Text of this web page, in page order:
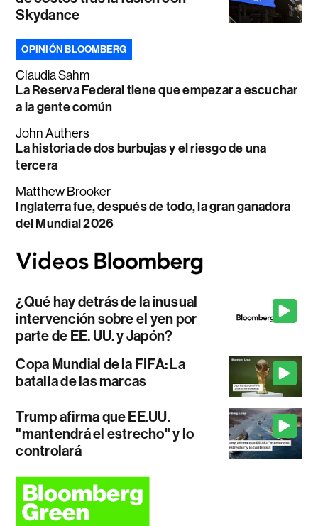
Skydance
OPINIÓN BLOOMBERG
Claudia Sahm
La Reserva Federal tiene que empezar a escuchar
a la gente común
John Authers
La historia de dos burbujas y el riesgo de una
tercera
Matthew Brooker
Inglaterra fue, después de todo, la gran ganadora
del Mundial 2026
¿Qué hay detrás de la inusual
intervención sobre el yen por
parte de EE. UU. y Japón?
Copa Mundial de la FIFA: La
batalla de las marcas
Trump afirma que EE.UU.
"mantendrá el estrecho" y lo
controlará